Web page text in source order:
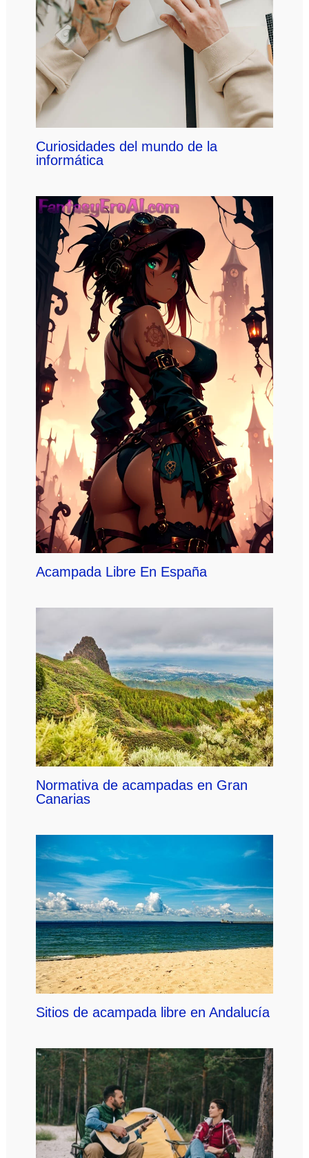
Curiosidades del mundo de la
informática
Acampada Libre En España
Normativa de acampadas en Gran
Canarias
Sitios de acampada libre en Andalucía